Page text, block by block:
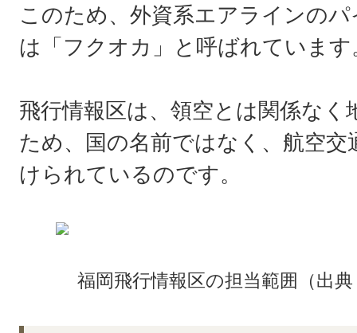
このため、外資系エアラインの
は「フクオカ」と呼ばれています
飛行情報区は、領空とは関係なく
ため、国の名前ではなく、航空
けられているのです。
福岡飛行情報区の担当範囲（出